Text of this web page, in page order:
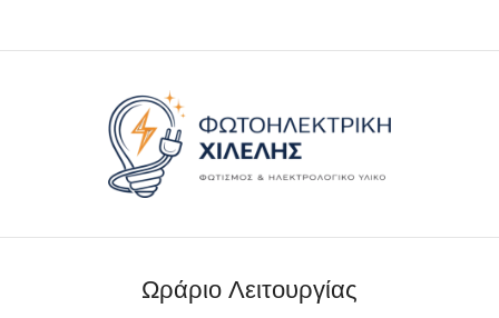
Ωράριο Λειτουργίας